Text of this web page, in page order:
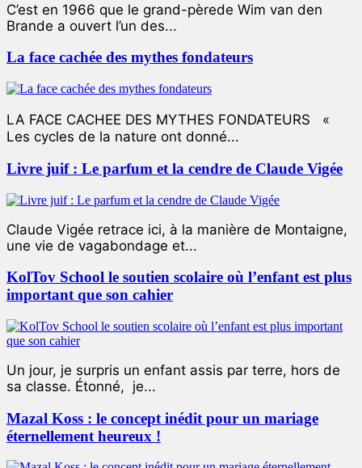
C’est en 1966 que le grand-pèrede Wim van den
Brande a ouvert l’un des...
La face cachée des mythes fondateurs
LA FACE CACHEE DES MYTHES FONDATEURS «
Les cycles de la nature ont donné...
Livre juif : Le parfum et la cendre de Claude Vigée
Claude Vigée retrace ici, à la manière de Montaigne,
une vie de vagabondage et...
KolTov School le soutien scolaire où l’enfant est plus
important que son cahier
Un jour, je surpris un enfant assis par terre, hors de
sa classe. Étonné, je...
Mazal Koss : le concept inédit pour un mariage
éternellement heureux !